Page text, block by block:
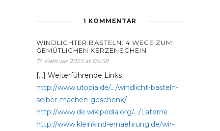
1 KOMMENTAR
WINDLICHTER BASTELN: 4 WEGE ZUM
GEMÜTLICHEN KERZENSCHEIN
17. Februar 2023 at 05:58
[…] Weiterführende Links
http://www.utopia.de/…/windlicht-basteln-
selber-machen-geschenk/
http://www.de.wikipedia.org/…/Laterne
http://www.kleinkind-ernaehrung.de/wir-